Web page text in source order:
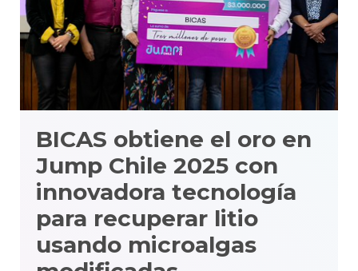
BICAS obtiene el oro en
Jump Chile 2025 con
innovadora tecnología
para recuperar litio
usando microalgas